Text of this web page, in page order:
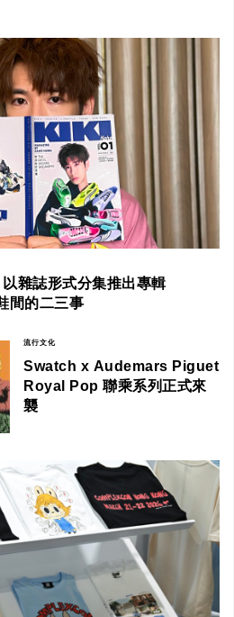
雜誌形式分集推出專輯
間的二三事
流行文化
Swatch x Audemars Piguet
Royal Pop 聯乘系列正式來
襲